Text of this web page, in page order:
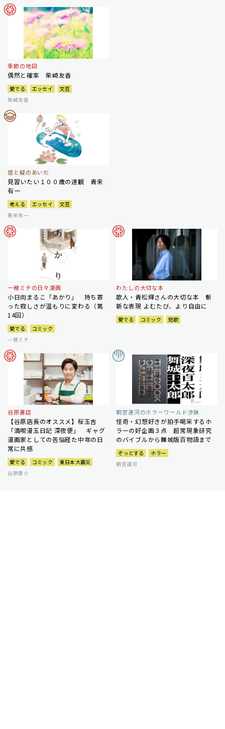
季節の地図
偶然と確率 柴崎友香
愛でる エッセイ
文芸
柴崎友香
信と疑のあいだ
見習いたい１００歳の達観 青来
有一
考える エッセイ
文芸
青来有一
一穂ミチの日々漫画
小日向まるこ「あかり」 持ち寄
った寂しさが温もりに変わる（第
14回）
愛でる
コミック
一穂ミチ
わたしの大切な本
歌人・青松輝さんの大切な本 斬
新な表現 よむたび、より自由に
愛でる コミック 短歌
谷原書店
【谷原店長のオススメ】桜玉吉
「満喫漫玉日記 深夜便」 ギャグ
漫画家としての苦悩経た中年の日
常に共感
愛でる コミック
東日本大震災
谷原章介
朝宮運河のホラーワールド渉猟
怪奇・幻想好きが拍手喝采するホ
ラーの好企画３点 超常現象研究
のバイブルから舞城版百物語まで
ぞっとする
ホラー
朝宮運河